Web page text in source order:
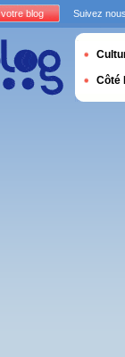
blog Suivez nous
Côté